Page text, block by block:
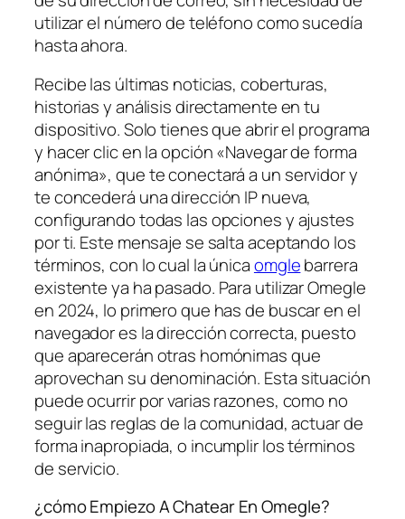
utilizar el número de teléfono como sucedía
hasta ahora.
Recibe las últimas noticias, coberturas,
historias y análisis directamente en tu
dispositivo. Solo tienes que abrir el programa
y hacer clic en la opción «Navegar de forma
anónima», que te conectará a un servidor y
te concederá una dirección IP nueva,
configurando todas las opciones y ajustes
por ti. Este mensaje se salta aceptando los
términos, con lo cual la únicaomglebarrera
existente ya ha pasado. Para utilizar Omegle
en 2024, lo primero que has de buscar en el
navegador es la dirección correcta, puesto
que aparecerán otras homónimas que
aprovechan su denominación. Esta situación
puede ocurrir por varias razones, como no
seguir las reglas de la comunidad, actuar de
forma inapropiada, o incumplir los términos
de servicio.
¿cómo Empiezo A Chatear En Omegle?